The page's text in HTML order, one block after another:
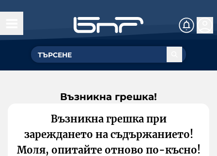
Възникна грешка!
Възникна грешка при
зареждането на съдържанието!
Моля, опитайте отново по-късно!